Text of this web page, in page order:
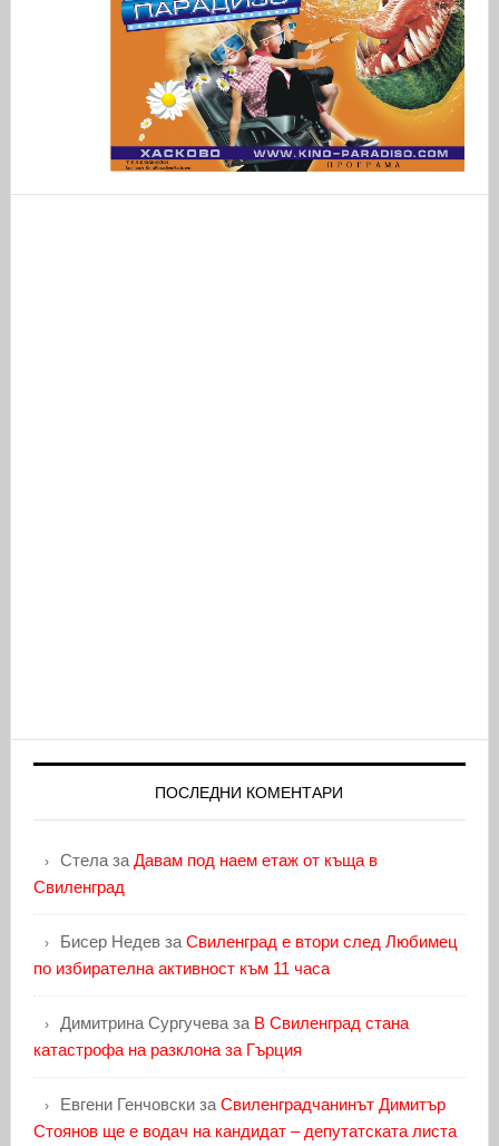
ПОСЛЕДНИ КОМЕНТАРИ
Стелаза Давам под наем етаж от къща в
Свиленград
Бисер Недевза Свиленград е втори след Любимец
по избирателна активност към 11 часа
Димитрина Сургучеваза В Свиленград стана
катастрофа на разклона за Гърция
Евгени Генчовскиза Свиленградчанинът Димитър
Стоянов ще е водач на кандидат – депутатската листа